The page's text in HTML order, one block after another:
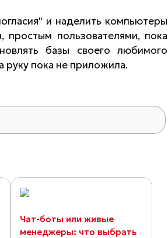
и наделить компьютеры
пользователями, пока
базы своего любимого
руку пока не приложила.
Чат-боты или живые
менеджеры: что выбрать